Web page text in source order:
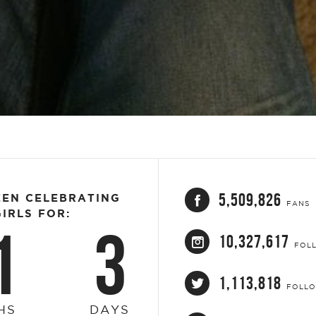
CELEBRATING
FOR:
3
DAYS
5,509,826 FANS
10,327,617
1,113,818